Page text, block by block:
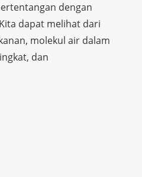
dengan
dapat melihat dari
molekul air dalam
dan